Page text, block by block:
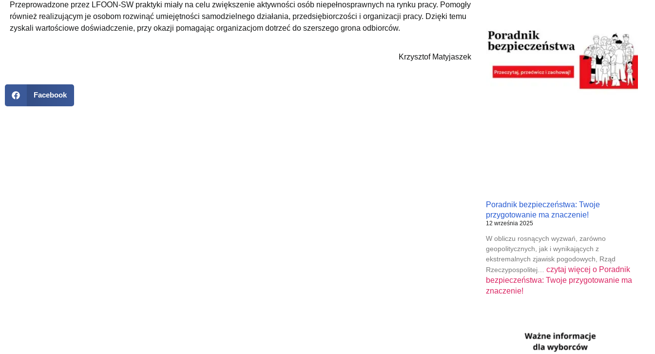
Przeprowadzone przez LFOON-SW praktyki miały na celu zwiększenie aktywności osób niepełnosprawnych na rynku pracy. Pomogły
również realizującym je osobom rozwinąć umiejętności samodzielnego działania, przedsiębiorczości i organizacji pracy. Dzięki temu
zyskali wartościowe doświadczenie, przy okazji pomagając organizacjom dotrzeć do szerszego grona odbiorców.
Krzysztof Matyjaszek
Facebook
Poradnik bezpieczeństwa: Twoje
przygotowanie ma znaczenie!
12 września 2025
W obliczu rosnących wyzwań, zarówno
geopolitycznych, jak i wynikających z
ekstremalnych zjawisk pogodowych, Rząd
Rzeczypospolitej… czytaj więcej oPoradnik
bezpieczeństwa: Twoje przygotowanie ma
znaczenie!